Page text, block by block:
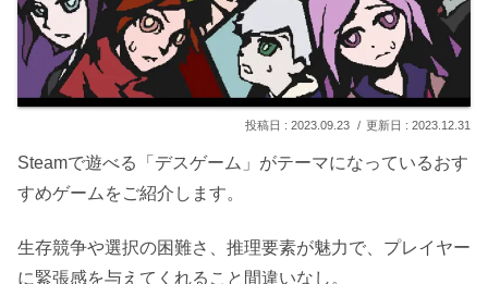
2023.09.23 2023.12.31
Steamで遊べる「デスゲーム」がテーマになっているおす
すめゲームをご紹介します。
生存競争や選択の困難さ、推理要素が魅力で、プレイヤー
に緊張感を与えてくれること間違いなし。